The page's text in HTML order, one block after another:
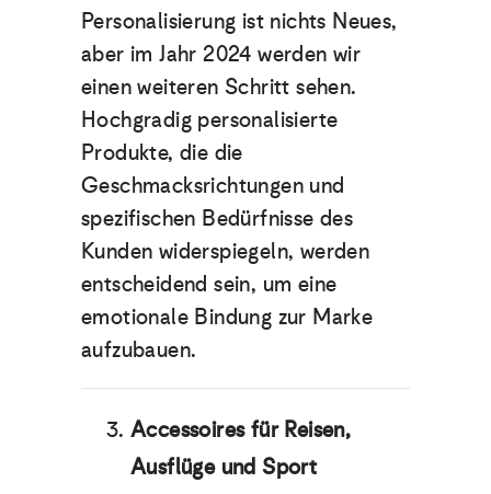
Personalisierung ist nichts Neues,
aber im Jahr 2024 werden wir
einen weiteren Schritt sehen.
Hochgradig personalisierte
Produkte, die die
Geschmacksrichtungen und
spezifischen Bedürfnisse des
Kunden widerspiegeln, werden
entscheidend sein, um eine
emotionale Bindung zur Marke
aufzubauen.
Accessoires für Reisen,
Ausflüge und Sport